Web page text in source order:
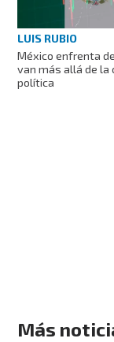
LUIS RUBIO
México enfrenta
van más allá de la
política
Más